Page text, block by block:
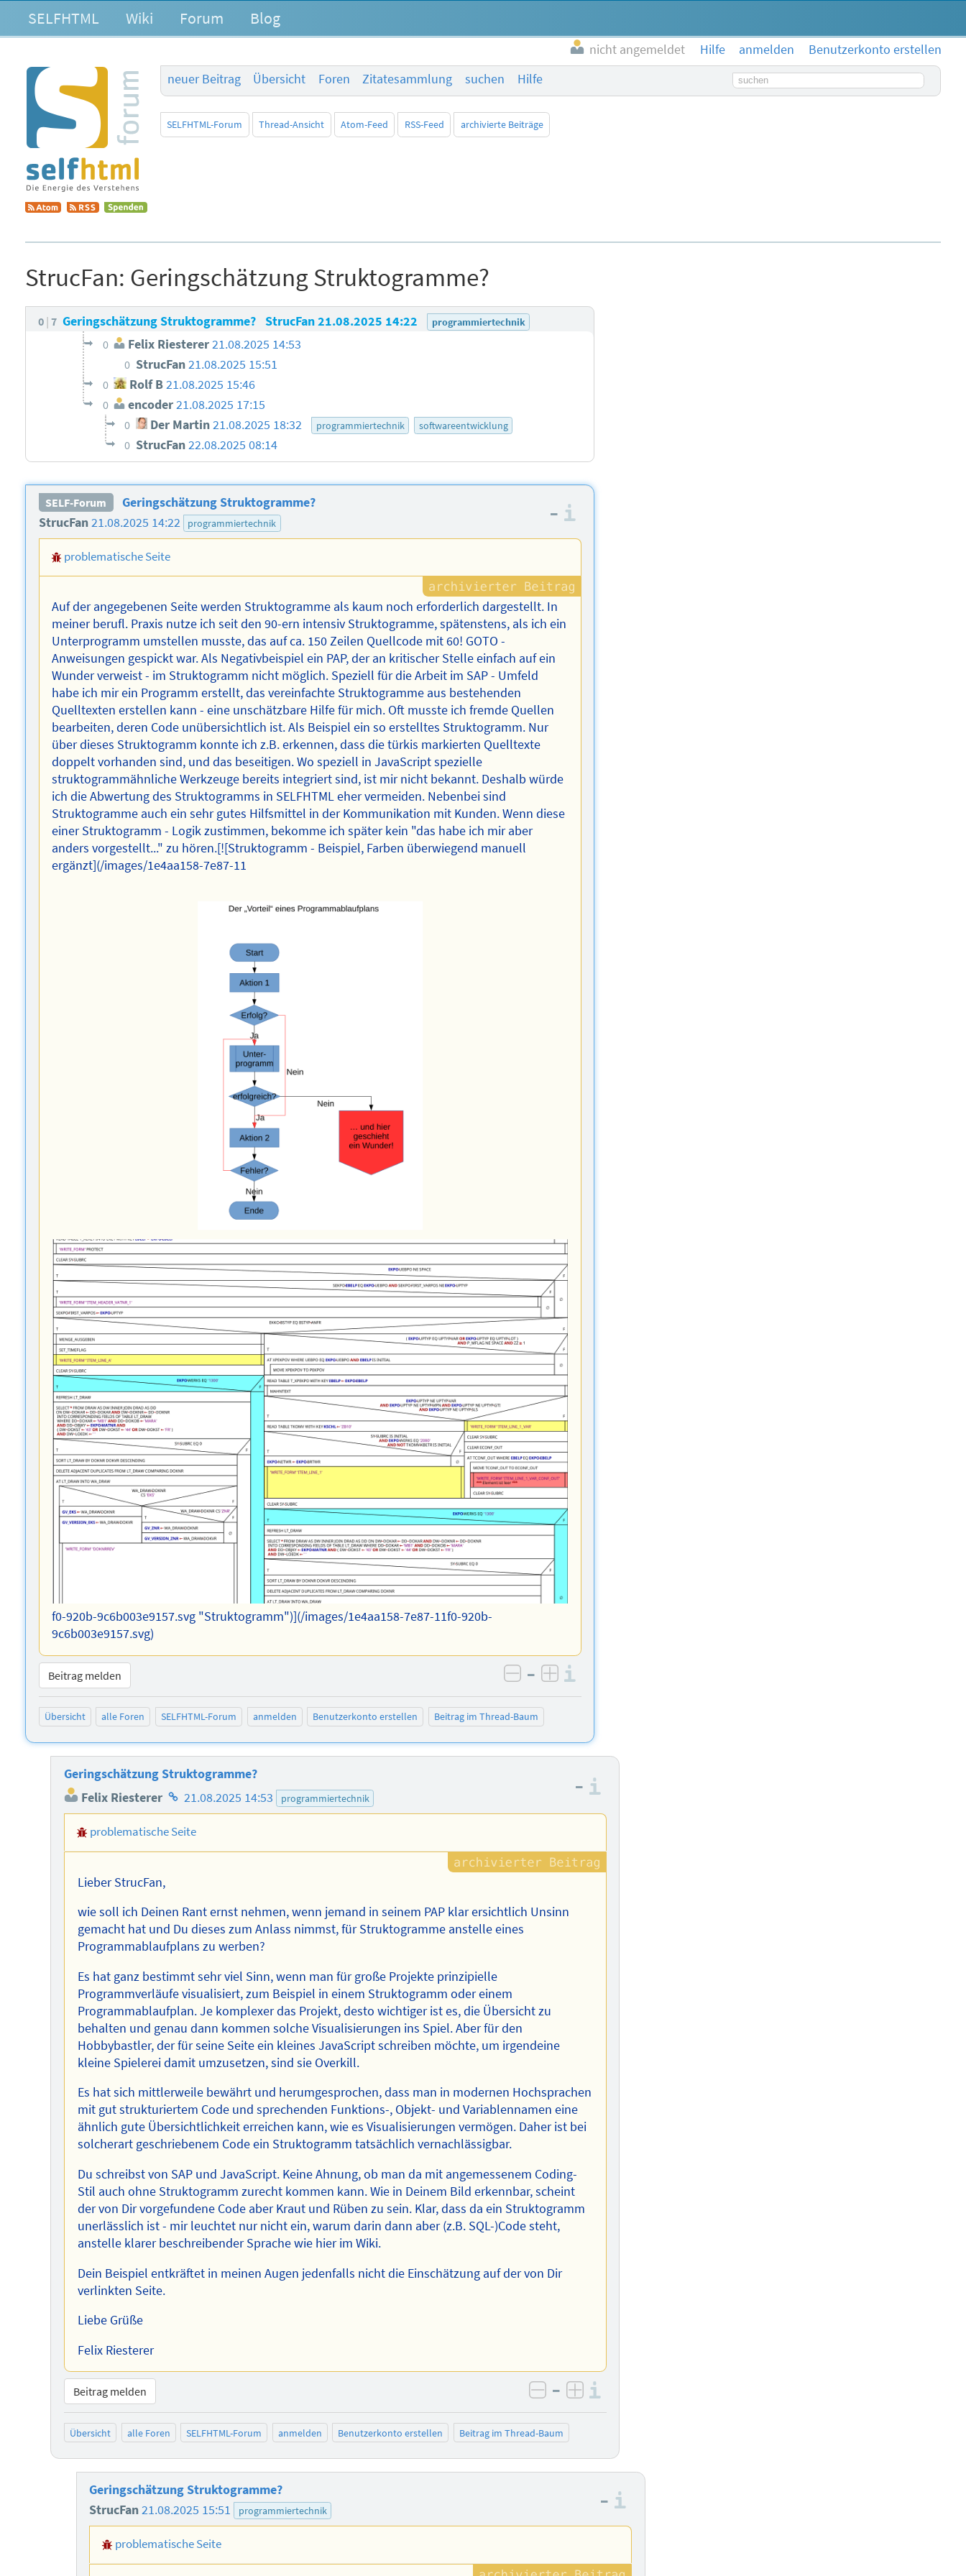
SELFHTML Wiki Forum Blog
nicht angemeldet Hilfe anmelden
Benutzerkonto erstellen
neuer Beitrag
Übersicht Foren Zitatesammlung suchen Hilfe Suchbegriff
SELFHTML-Forum Thread-Ansicht Atom-Feed RSS-Feed archivierte Beiträge
StrucFan: Geringschätzung Struktogramme?
0 7 Geringschätzung Struktogramme? StrucFan21.08.2025 14:22 programmiertechnik
0 Felix Riesterer21.08.2025 14:53
0 StrucFan21.08.2025 15:51
0 Rolf B21.08.2025 15:46
0 encoder21.08.2025 17:15
0 Der Martin21.08.2025 18:32 programmiertechnik softwareentwicklung
0 StrucFan22.08.2025 08:14
SELF-Forum
Geringschätzung Struktogramme?
StrucFan21.08.2025 14:22 programmiertechnik –
problematische Seite
Auf der angegebenen Seite werden Struktogramme als kaum noch erforderlich dargestellt. In
meiner berufl. Praxis nutze ich seit den 90-ern intensiv Struktogramme, spätenstens, als ich ein
Unterprogramm umstellen musste, das auf ca. 150 Zeilen Quellcode mit 60! GOTO -
Anweisungen gespickt war. Als Negativbeispiel ein PAP, der an kritischer Stelle einfach auf ein
Wunder verweist - im Struktogramm nicht möglich. Speziell für die Arbeit im SAP - Umfeld
habe ich mir ein Programm erstellt, das vereinfachte Struktogramme aus bestehenden
Quelltexten erstellen kann - eine unschätzbare Hilfe für mich. Oft musste ich fremde Quellen
bearbeiten, deren Code unübersichtlich ist. Als Beispiel ein so erstelltes Struktogramm. Nur
über dieses Struktogramm konnte ich z.B. erkennen, dass die türkis markierten Quelltexte
doppelt vorhanden sind, und das beseitigen. Wo speziell in JavaScript spezielle
struktogrammähnliche Werkzeuge bereits integriert sind, ist mir nicht bekannt. Deshalb würde
ich die Abwertung des Struktogramms in SELFHTML eher vermeiden. Nebenbei sind
Struktogramme auch ein sehr gutes Hilfsmittel in der Kommunikation mit Kunden. Wenn diese
einer Struktogramm - Logik zustimmen, bekomme ich später kein "das habe ich mir aber
anders vorgestellt..." zu hören.[![Struktogramm - Beispiel, Farben überwiegend manuell
ergänzt](/images/1e4aa158-7e87-11
f0-920b-9c6b003e9157.svg "Struktogramm")](/images/1e4aa158-7e87-11f0-920b-
9c6b003e9157.svg)
Beitrag melden negativ bewerten
– positiv bewerten
Übersicht alle Foren SELFHTML-Forum anmelden Benutzerkonto erstellen Beitrag im Thread-Baum
Geringschätzung Struktogramme?
Felix Riesterer Homepage
des
Autors
21.08.2025 14:53 programmiertechnik
–
problematische Seite
Lieber StrucFan,
wie soll ich Deinen Rant ernst nehmen, wenn jemand in seinem PAP klar ersichtlich Unsinn
gemacht hat und Du dieses zum Anlass nimmst, für Struktogramme anstelle eines
Programmablaufplans zu werben?
Es hat ganz bestimmt sehr viel Sinn, wenn man für große Projekte prinzipielle
Programmverläufe visualisiert, zum Beispiel in einem Struktogramm oder einem
Programmablaufplan. Je komplexer das Projekt, desto wichtiger ist es, die Übersicht zu
behalten und genau dann kommen solche Visualisierungen ins Spiel. Aber für den
Hobbybastler, der für seine Seite ein kleines JavaScript schreiben möchte, um irgendeine
kleine Spielerei damit umzusetzen, sind sie Overkill.
Es hat sich mittlerweile bewährt und herumgesprochen, dass man in modernen Hochsprachen
mit gut strukturiertem Code und sprechenden Funktions-, Objekt- und Variablennamen eine
ähnlich gute Übersichtlichkeit erreichen kann, wie es Visualisierungen vermögen. Daher ist bei
solcherart geschriebenem Code ein Struktogramm tatsächlich vernachlässigbar.
Du schreibst von SAP und JavaScript. Keine Ahnung, ob man da mit angemessenem Coding-
Stil auch ohne Struktogramm zurecht kommen kann. Wie in Deinem Bild erkennbar, scheint
der von Dir vorgefundene Code aber Kraut und Rüben zu sein. Klar, dass da ein Struktogramm
unerlässlich ist - mir leuchtet nur nicht ein, warum darin dann aber (z.B. SQL-)Code steht,
anstelle klarer beschreibender Sprache wie hier im Wiki.
Dein Beispiel entkräftet in meinen Augen jedenfalls nicht die Einschätzung auf der von Dir
verlinkten Seite.
Liebe Grüße
Felix Riesterer
Beitrag melden negativ bewerten
– positiv bewerten
Übersicht alle Foren SELFHTML-Forum anmelden Benutzerkonto erstellen Beitrag im Thread-Baum
Geringschätzung Struktogramme?
StrucFan21.08.2025 15:51 programmiertechnik –
problematische Seite